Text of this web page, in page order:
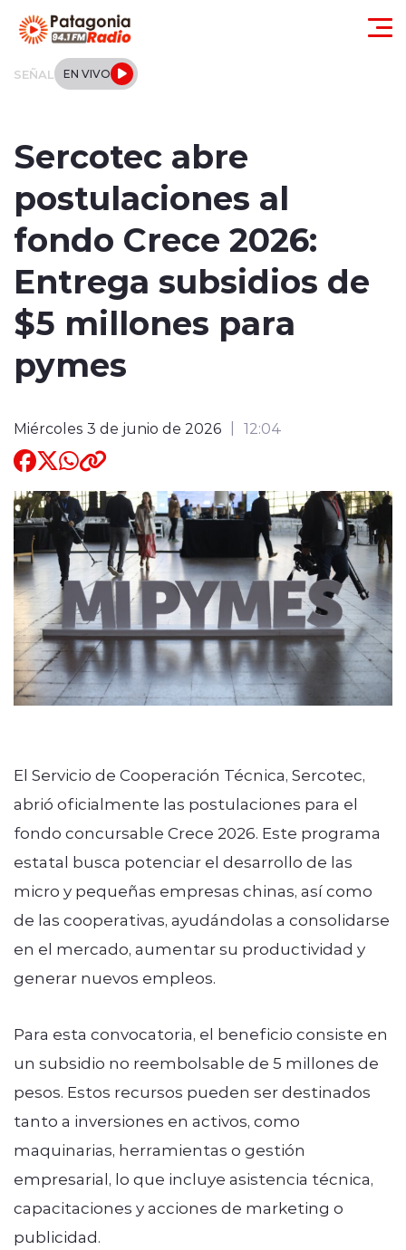
SEÑAL EN VIVO
Internacional
Quienes Somos
modo claro
Sercotec abre
postulaciones al
fondo Crece 2026:
Entrega subsidios de
$5 millones para
pymes
Miércoles 3 de junio de 2026 12:04
El Servicio de Cooperación Técnica, Sercotec,
abrió oficialmente las postulaciones para el
fondo concursable Crece 2026. Este programa
estatal busca potenciar el desarrollo de las
micro y pequeñas empresas chinas, así como
de las cooperativas, ayudándolas a consolidarse
en el mercado, aumentar su productividad y
generar nuevos empleos.
Para esta convocatoria, el beneficio consiste en
un subsidio no reembolsable de 5 millones de
pesos. Estos recursos pueden ser destinados
tanto a inversiones en activos, como
maquinarias, herramientas o gestión
empresarial, lo que incluye asistencia técnica,
capacitaciones y acciones de marketing o
publicidad.